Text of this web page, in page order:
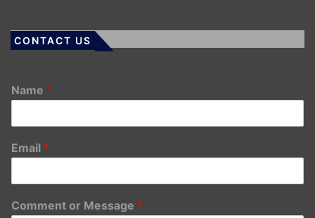
CONTACT US
Name *
Email *
Comment or Message *